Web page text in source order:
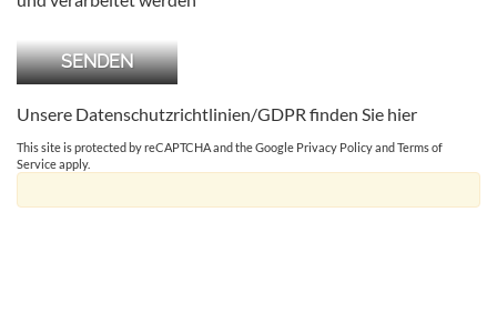
Unsere Datenschutzrichtlinien/GDPR finden Sie hier
This site is protected by reCAPTCHA and the Google Privacy PolicyandTerms of
Serviceapply.